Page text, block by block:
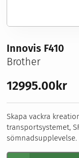
Innovis F410
Brother
12995.00 kr
Skapa vackra
transportsystemet,
sömnadsupplevelse.